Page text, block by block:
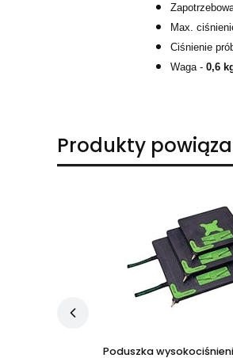
Max.
Ciśnienie
Waga - 0,6
Produkty
Poduszka